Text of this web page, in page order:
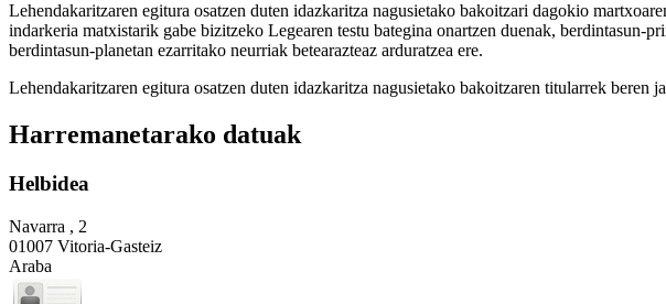
Lehendakaritzaren egitura osatzen duten idazkaritza nagusietako bakoitzari dagokio
indarkeria matxistarik gabe bizitzeko Legearen testu bategina onartzen duenak, berdintasun-
berdintasun-planetan ezarritako neurriak betearazteaz arduratzea ere.
Lehendakaritzaren egitura osatzen duten idazkaritza nagusietako bakoitzaren titularrek
Harremanetarako datuak
Helbidea
Navarra , 2
01007 Vitoria-Gasteiz
Araba